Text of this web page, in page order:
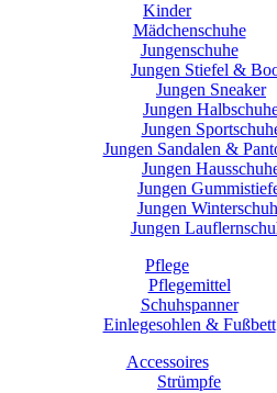
Kinder
Mädchenschuhe
Jungenschuhe
Jungen Stiefel &
Jungen Sneaker
Jungen
Jungen
Jungen Sandalen &
Jungen
Jungen
Jungen
Jungen
Pflege
Pflegemittel
Schuhspanner
Einlegesohlen & Fußbett
Accessoires
Strümpfe